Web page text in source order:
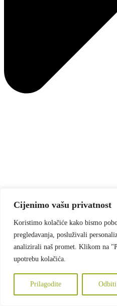
Cijenimo vašu privatnost
Koristimo kolačiće kako bismo
pregledavanja, posluživali
analizirali naš promet. Klikom na
upotrebu kolačića.
Prilagodite Odbiti
Pogledajte cijelu ponudu
Grafika
Novi val
Početna
O nama
Kontakt